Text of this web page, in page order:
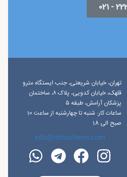
تهران، خیابان شریعتی، جنب ایستگاه مترو
قلهک، خیابان کدویی، پلاک ۸، ساختمان
پزشکان آرامش، طبقه ۵
ساعات کار: شنبه تا چهارشنبه از ساعت 10
صبح الی 18
info@drhashemi.com